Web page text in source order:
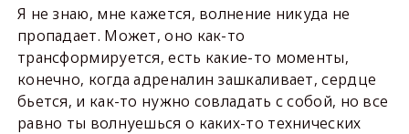
Я не знаю, мне кажется, волнение никуда не
пропадает. Может, оно как-то
трансформируется, есть какие-то моменты,
конечно, когда адреналин зашкаливает, сердце
бьется, и как-то нужно совладать с собой, но все
равно ты волнуешься о каких-то технических